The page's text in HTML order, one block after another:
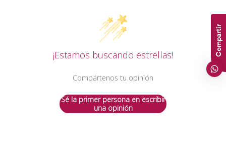
¡Estamos buscando estrellas!
Compártenos tu opinión
Sé la primer persona en escribir
una opinión
Compartir